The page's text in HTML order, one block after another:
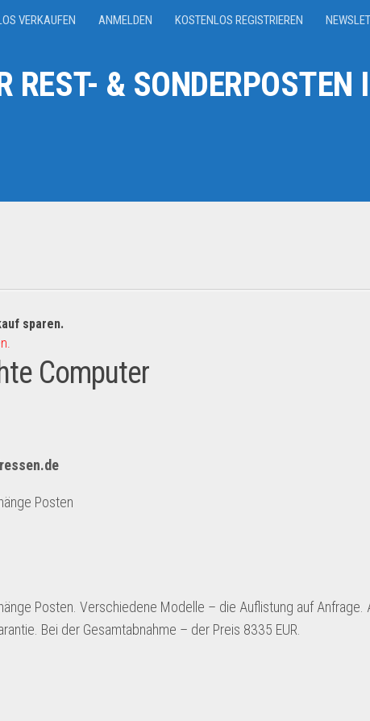
VERKAUFEN ANMELDEN KOSTENLOS REGISTRIEREN
& SONDERPOSTEN
sparen.
Computer
Posten
Posten. Verschiedene Modelle – die Auflistung auf Anfrage.
Bei der Gesamtabnahme – der Preis 8335 EUR.